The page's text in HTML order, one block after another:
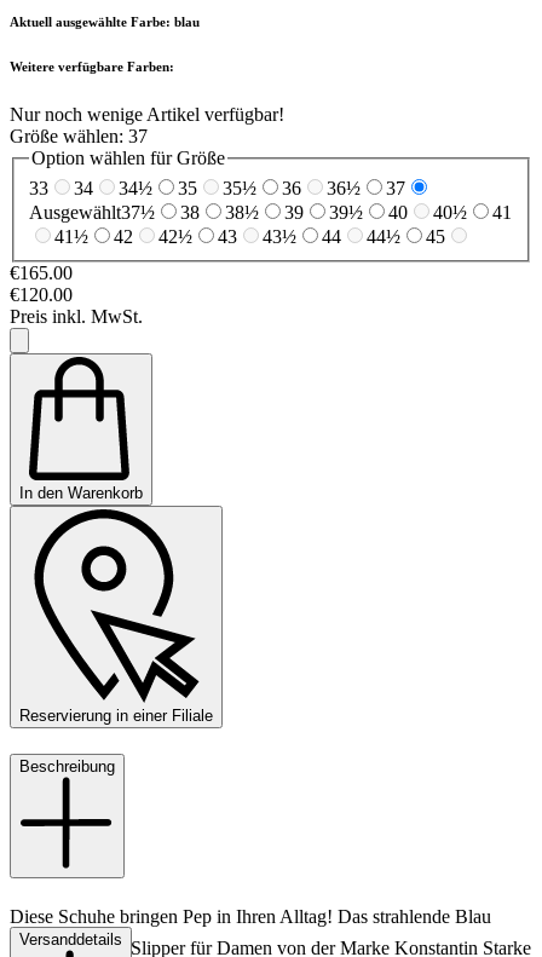
Aktuell ausgewählte Farbe: blau
Weitere verfügbare Farben:
Nur noch wenige Artikel verfügbar!
Größe wählen: 37
Option wählen für Größe
33
34 34½ 35 35½ 36 36½
37
Ausgewählt37½ 38 38½ 39 39½ 40 40½
41
41½
42 42½ 43 43½ 44 44½
45
€165.00
€120.00
Preis inkl. MwSt.
In den Warenkorb
Reservierung in einer Filiale
Beschreibung
Diese Schuhe bringen Pep in Ihren Alltag! Das strahlende Blau
dieser schicken Slipper für Damen von der Marke Konstantin Starke
Versanddetails